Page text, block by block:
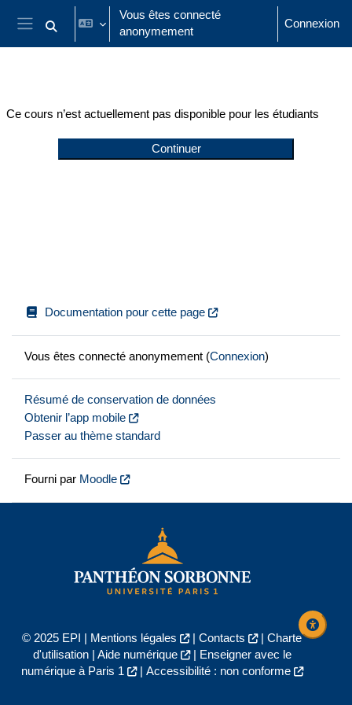
Passer au contenu principal
Panneau latéral
Activer/désactiver la saisie de recherche
Vous êtes connecté
anonymement
Connexion
Ce cours n’est actuellement pas disponible pour les étudiants
Continuer
Documentation pour cette page
Vous êtes connecté anonymement (Connexion)
Résumé de conservation de données
Obtenir l’app mobile
Passer au thème standard
Fourni par Moodle
© 2025 EPI | Mentions légales | Contacts | Charte
d'utilisation| Aide numérique |
Enseigner avec le
numérique à Paris 1
| Accessibilité : non conforme